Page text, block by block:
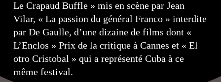
Le Crapaud Buffle » mis en scène par Jean
Vilar, « La passion du général Franco » interdite
par De Gaulle, d’une dizaine de films dont «
L’Enclos » Prix de la critique à Cannes et « El
otro Cristobal » qui a représenté Cuba à ce
même festival.